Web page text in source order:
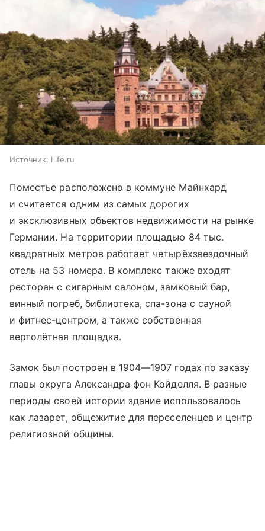
Источник: Life.ru
Поместье расположено в коммуне Майнхард
и считается одним из самых дорогих
и эксклюзивных объектов недвижимости на рынке
Германии. На территории площадью 84 тыс.
квадратных метров работает четырёхзвездочный
отель на 53 номера. В комплекс также входят
ресторан с сигарным салоном, замковый бар,
винный погреб, библиотека, спа-зона с сауной
и фитнес-центром, а также собственная
вертолётная площадка.
Замок был построен в 1904—1907 годах по заказу
главы округа Александра фон Койделля. В разные
периоды своей истории здание использовалось
как лазарет, общежитие для переселенцев и центр
религиозной общины.